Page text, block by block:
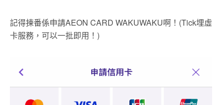
記得揀番係申請AEON CARD WAKUWAKU啊！(Tick埋虛
卡服務，可以一批即用！)